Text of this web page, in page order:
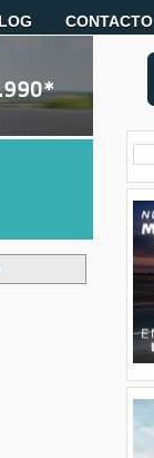
CONTACTO